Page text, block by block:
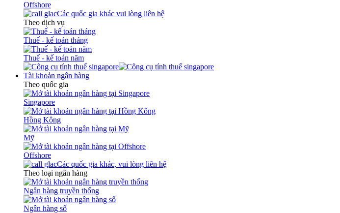
Offshore
Các quốc gia khác vui lòng liên hệ
Theo dịch vụ
Thuế - kế toán tháng
Thuế - kế toán năm
Tài khoản ngân hàng
Theo quốc gia
Singapore
Hồng Kông
Mỹ
Offshore
Các quốc gia khác, vui lòng liên hệ
Theo loại ngân hàng
Ngân hàng truyền thống
Ngân hàng số